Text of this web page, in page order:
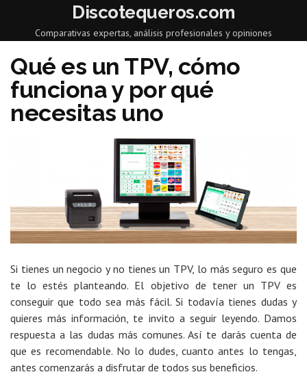
Discotequeros.com
Comparativas expertas, análisis profesionales y opiniones
Qué es un TPV, cómo
funciona y por qué
necesitas uno
Si tienes un negocio y no tienes un TPV, lo más seguro es que
te lo estés planteando. El objetivo de tener un TPV es
conseguir que todo sea más fácil. Si todavía tienes dudas y
quieres más información, te invito a seguir leyendo. Damos
respuesta a las dudas más comunes. Así te darás cuenta de
que es recomendable. No lo dudes, cuanto antes lo tengas,
antes comenzarás a disfrutar de todos sus beneficios.